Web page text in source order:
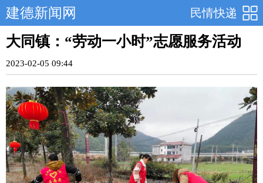
民情快递
建德新闻网
大同镇：“劳动一小时”志愿服务活动
2023-02-05 09:44